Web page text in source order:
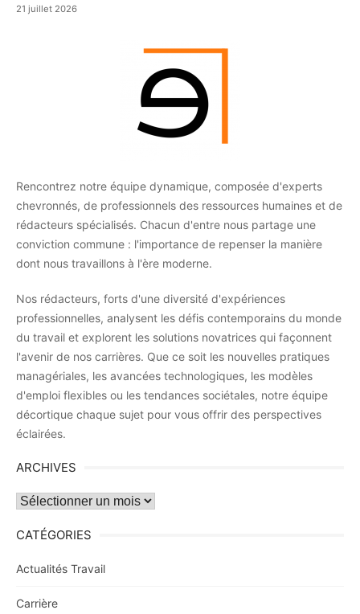
21 juillet 2026
Rencontrez notre équipe dynamique, composée d'experts
chevronnés, de professionnels des ressources humaines et de
rédacteurs spécialisés. Chacun d'entre nous partage une
conviction commune : l'importance de repenser la manière
dont nous travaillons à l'ère moderne.
Nos rédacteurs, forts d'une diversité d'expériences
professionnelles, analysent les défis contemporains du monde
du travail et explorent les solutions novatrices qui façonnent
l'avenir de nos carrières. Que ce soit les nouvelles pratiques
managériales, les avancées technologiques, les modèles
d'emploi flexibles ou les tendances sociétales, notre équipe
décortique chaque sujet pour vous offrir des perspectives
éclairées.
ARCHIVES
Archives
CATÉGORIES
Actualités Travail
Carrière